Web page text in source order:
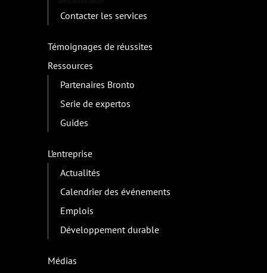
Contacter les services
Témoignages de réussites
Ressources
Partenaires Bronto
Serie de expertos
Guides
L’entreprise
Actualités
Calendrier des événements
Emplois
Développement durable
Médias